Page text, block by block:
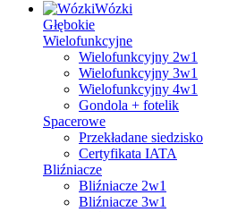
Wózki
Głębokie
Wielofunkcyjne
Wielofunkcyjny 2w1
Wielofunkcyjny 3w1
Wielofunkcyjny 4w1
Gondola + fotelik
Spacerowe
Przekładane siedzisko
Certyfikata IATA
Bliźniacze
Bliźniacze 2w1
Bliźniacze 3w1